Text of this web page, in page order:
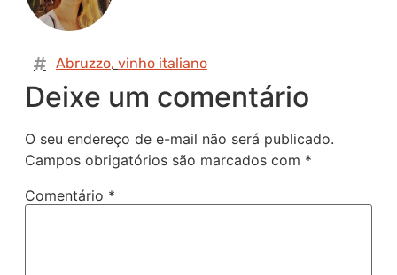
Abruzzo, vinho italiano
Deixe um comentário
O seu endereço de e-mail não será publicado.
Campos obrigatórios são marcados com *
Comentário *